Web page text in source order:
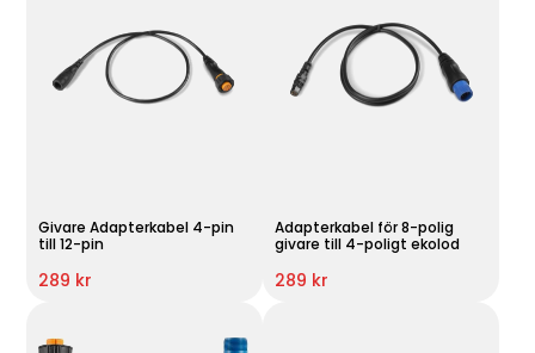
Givare Adapterkabel 4-pin
till 12-pin
289 kr
Adapterkabel för 8-polig
givare till 4-poligt ekolod
289 kr